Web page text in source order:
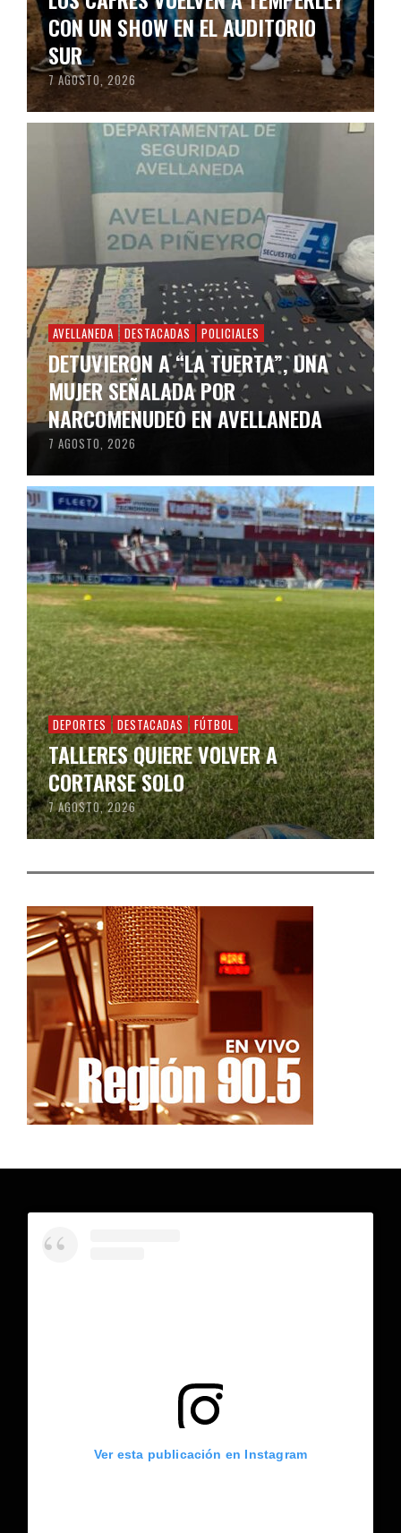
CON UN SHOW EN EL AUDITORIO
SUR
7 AGOSTO, 2026
AVELLANEDA DESTACADAS POLICIALES
DETUVIERON A “LA TUERTA”, UNA
MUJER SEÑALADA POR
NARCOMENUDEO EN AVELLANEDA
7 AGOSTO, 2026
DEPORTES DESTACADAS FÚTBOL
TALLERES QUIERE VOLVER A
CORTARSE SOLO
7 AGOSTO, 2026
Ver esta publicación en Instagram